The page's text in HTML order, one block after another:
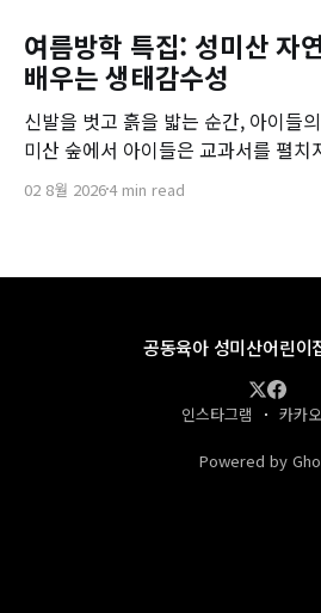
여름방학 특집: 성미산 자
배우는 생태감수성
신발을 벗고 흙을 밟는 순간, 아이들
미산 숲에서 아이들은 교과서를 펼치
발걸음을 따라가고, 이슬의 무게를
히 머물 때, 생태감수성은 저절로 자라
02 8월 20264 min read
공동육아 성미산어린이
인스타그램 카카
Powered by